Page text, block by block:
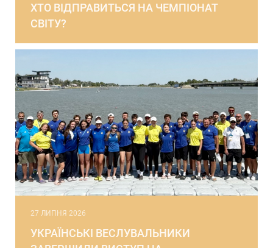
ХТО ВІДПРАВИТЬСЯ НА ЧЕМПІОНАТ
СВІТУ?
27 ЛИПНЯ 2026
УКРАЇНСЬКІ ВЕСЛУВАЛЬНИКИ